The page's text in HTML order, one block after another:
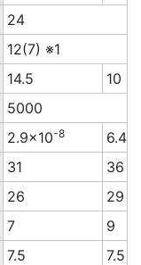
24
12(7) ※1
14.5
10
5000
2.9×10-8
31 36
26
29
7
9
7.5
7.5